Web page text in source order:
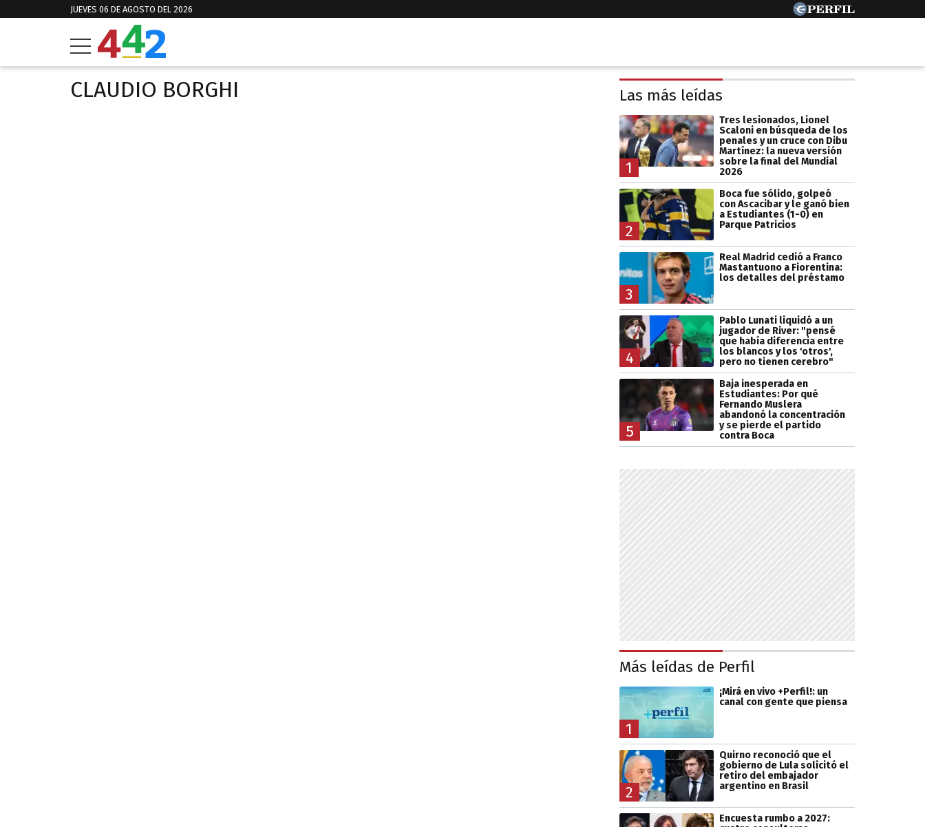
JUEVES 06 DE AGOSTO DEL 2026
CLAUDIO BORGHI Las más leídas
1
Tres lesionados, Lionel
Scaloni en búsqueda de los
penales y un cruce con Dibu
Martínez: la nueva versión
sobre la final del Mundial
2026
2
Boca fue sólido, golpeó
con Ascacibar y le ganó bien
a Estudiantes (1-0) en
Parque Patricios
3
Real Madrid cedió a Franco
Mastantuono a Fiorentina:
los detalles del préstamo
4
Pablo Lunati liquidó a un
jugador de River: "pensé
que había diferencia entre
los blancos y los 'otros',
pero no tienen cerebro"
5
Baja inesperada en
Estudiantes: Por qué
Fernando Muslera
abandonó la concentración
y se pierde el partido
contra Boca
Más leídas de Perfil
1
¡Mirá en vivo +Perfil!: un
canal con gente que piensa
2
Quirno reconoció que el
gobierno de Lula solicitó el
retiro del embajador
argentino en Brasil
Encuesta rumbo a 2027: